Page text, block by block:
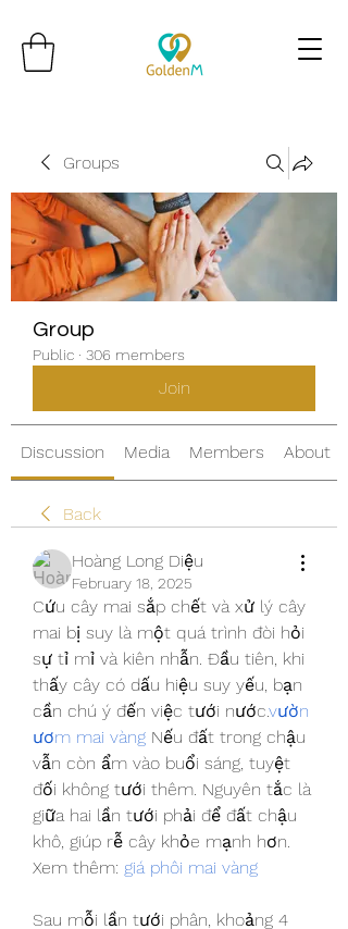
Groups
Group
Public · 306 members
Join
Discussion Media Members About
Back
Hoàng Long Diệu
February 18, 2025
Cứu cây mai sắp chết và xử lý cây
mai bị suy là một quá trình đòi hỏi
sự tỉ mỉ và kiên nhẫn. Đầu tiên, khi
thấy cây có dấu hiệu suy yếu, bạn
cần chú ý đến việc tưới nước.vườn
ươm mai vàng Nếu đất trong chậu
vẫn còn ẩm vào buổi sáng, tuyệt
đối không tưới thêm. Nguyên tắc là
giữa hai lần tưới phải để đất chậu
khô, giúp rễ cây khỏe mạnh hơn.
Xem thêm: giá phôi mai vàng
Sau mỗi lần tưới phân, khoảng 4